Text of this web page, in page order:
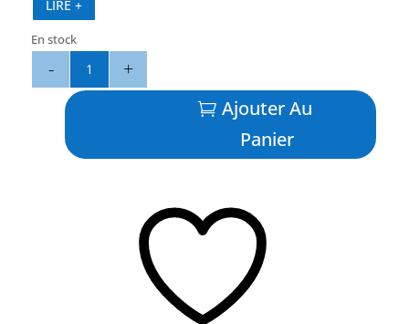
LIRE +
En stock
Octopus
Ajouter Au
Panier